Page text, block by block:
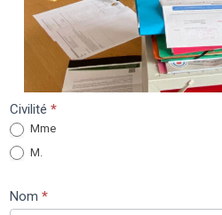
Contacter
le
maire
Civilité*
Mme
M.
Nom*